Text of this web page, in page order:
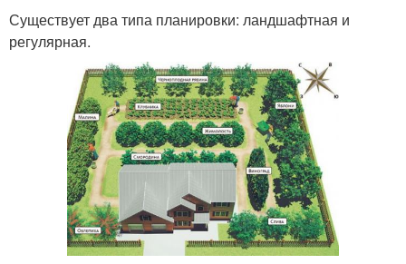
Существует два типа планировки: ландшафтная и
регулярная.